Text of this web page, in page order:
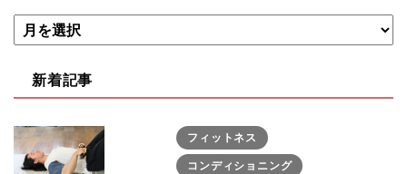
新着記事
フィットネス
コンディショニング